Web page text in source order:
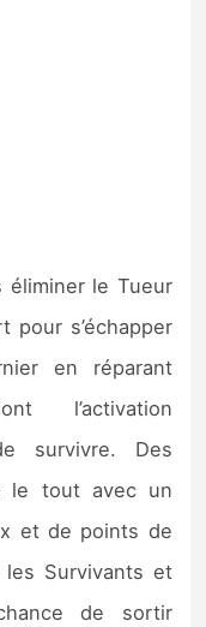
éliminer le Tueur
pour s’échapper
en réparant
l’activation
survivre. Des
le tout avec un
et de points de
Survivants et
de sortir